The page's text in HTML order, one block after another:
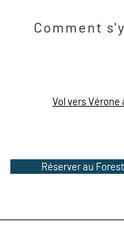
Comment
Réserver au
Vol vers Vérone